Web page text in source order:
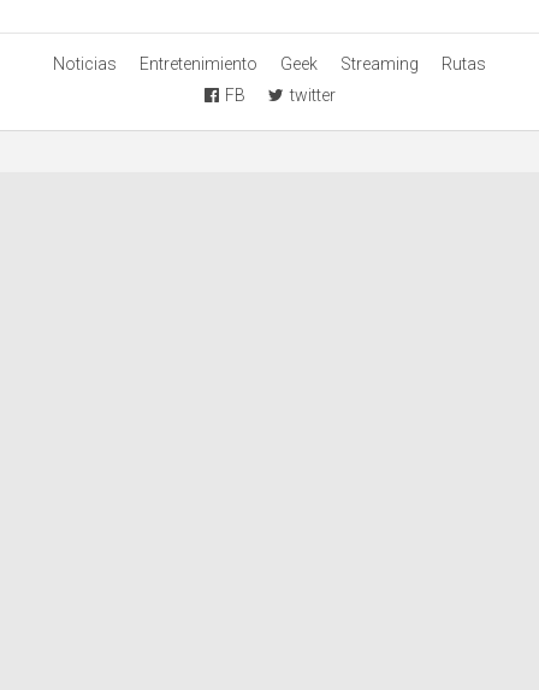
Noticias Entretenimiento Geek Streaming
Rutas
FB
twitter